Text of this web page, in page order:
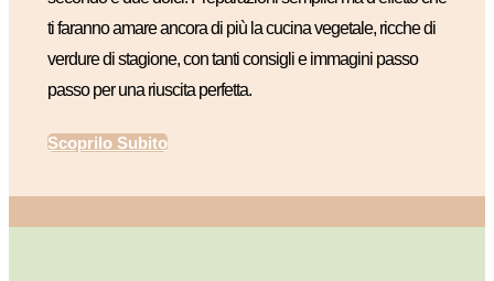
ti faranno amare ancora di più la cucina vegetale, ricche di
verdure di stagione, con tanti consigli e immagini passo
passo per una riuscita perfetta.
Scoprilo Subito